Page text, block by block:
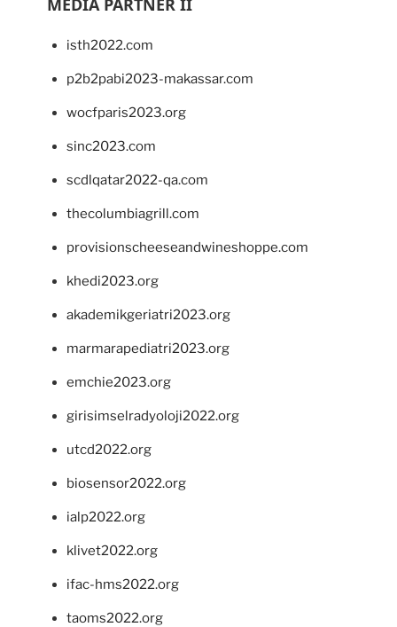
isth2022.com
p2b2pabi2023-makassar.com
wocfparis2023.org
sinc2023.com
scdlqatar2022-qa.com
thecolumbiagrill.com
provisionscheeseandwineshoppe.com
khedi2023.org
akademikgeriatri2023.org
marmarapediatri2023.org
emchie2023.org
girisimselradyoloji2022.org
utcd2022.org
biosensor2022.org
ialp2022.org
klivet2022.org
ifac-hms2022.org
taoms2022.org